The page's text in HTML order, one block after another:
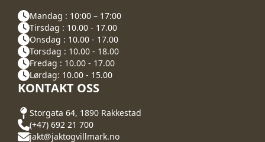
Mandag : 10:00 – 17:00
Tirsdag : 10.00 - 17.00
Onsdag : 10.00 - 17.00
Torsdag : 10.00 - 18.00
Fredag : 10.00 - 17.00
Lørdag: 10.00 - 15.00
KONTAKT OSS
Storgata 64, 1890 Rakkestad
(+47) 692 21 700
jakt@jaktogvillmark.no